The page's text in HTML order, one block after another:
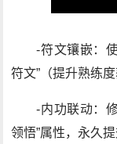
-符文镶嵌：
符文”（提升熟练
-内功联动：
领悟”属性，永久